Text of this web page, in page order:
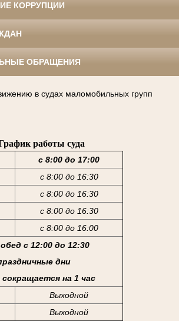
КОРРУПЦИИ
ОБРАЩЕНИЯ
в судах маломобильных групп
работы суда
с 8:00 до 17:00
с 8:00 до 16:30
с 8:00 до 16:30
с 8:00 до 16:30
с 8:00 до 16:00
с 12:00 до 12:30
дни
сокращается на 1 час
Выходной
Выходной